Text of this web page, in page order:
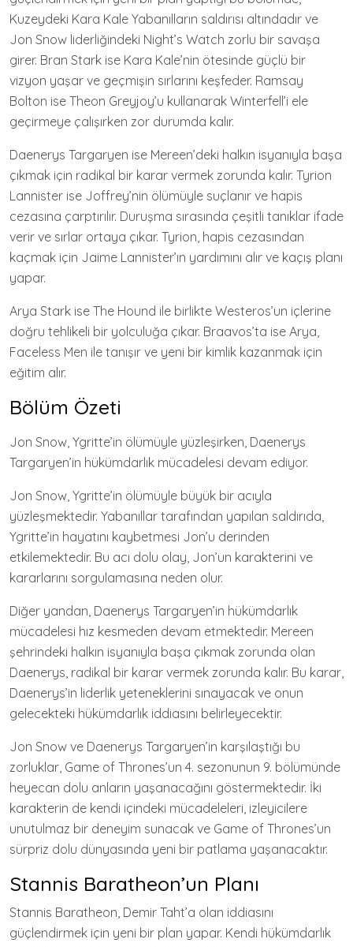
Kuzeydeki Kara Kale Yabanılların saldırısı altındadır ve
Jon Snow liderliğindeki Night’s Watch zorlu bir savaşa
girer. Bran Stark ise Kara Kale’nin ötesinde güçlü bir
vizyon yaşar ve geçmişin sırlarını keşfeder. Ramsay
Bolton ise Theon Greyjoy’u kullanarak Winterfell’i ele
geçirmeye çalışırken zor durumda kalır.
Daenerys Targaryen ise Mereen’deki halkın isyanıyla başa
çıkmak için radikal bir karar vermek zorunda kalır. Tyrion
Lannister ise Joffrey’nin ölümüyle suçlanır ve hapis
cezasına çarptırılır. Duruşma sırasında çeşitli tanıklar ifade
verir ve sırlar ortaya çıkar. Tyrion, hapis cezasından
kaçmak için Jaime Lannister’ın yardımını alır ve kaçış planı
yapar.
Arya Stark ise The Hound ile birlikte Westeros’un içlerine
doğru tehlikeli bir yolculuğa çıkar. Braavos’ta ise Arya,
Faceless Men ile tanışır ve yeni bir kimlik kazanmak için
eğitim alır.
Bölüm Özeti
Jon Snow, Ygritte’in ölümüyle yüzleşirken, Daenerys
Targaryen’in hükümdarlık mücadelesi devam ediyor.
Jon Snow, Ygritte’in ölümüyle büyük bir acıyla
yüzleşmektedir. Yabanıllar tarafından yapılan saldırıda,
Ygritte’in hayatını kaybetmesi Jon’u derinden
etkilemektedir. Bu acı dolu olay, Jon’un karakterini ve
kararlarını sorgulamasına neden olur.
Diğer yandan, Daenerys Targaryen’in hükümdarlık
mücadelesi hız kesmeden devam etmektedir. Mereen
şehrindeki halkın isyanıyla başa çıkmak zorunda olan
Daenerys, radikal bir karar vermek zorunda kalır. Bu karar,
Daenerys’in liderlik yeteneklerini sınayacak ve onun
gelecekteki hükümdarlık iddiasını belirleyecektir.
Jon Snow ve Daenerys Targaryen’in karşılaştığı bu
zorluklar, Game of Thrones’un 4. sezonunun 9. bölümünde
heyecan dolu anların yaşanacağını göstermektedir. İki
karakterin de kendi içindeki mücadeleleri, izleyicilere
unutulmaz bir deneyim sunacak ve Game of Thrones’un
sürpriz dolu dünyasında yeni bir patlama yaşanacaktır.
Stannis Baratheon’un Planı
Stannis Baratheon, Demir Taht’a olan iddiasını
güçlendirmek için yeni bir plan yapar. Kendi hükümdarlık